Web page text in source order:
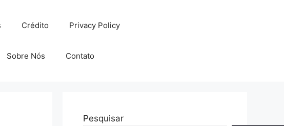
Crédito Privacy Policy
Sobre Nós Contato
Pesquisar